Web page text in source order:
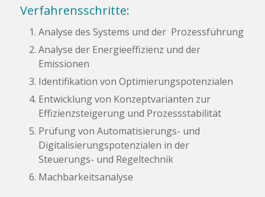
Verfahrensschritte:
Analyse des Systems und der Prozessführung
Analyse der Energieeffizienz und der
Emissionen
Identifikation von Optimierungspotenzialen
Entwicklung von Konzeptvarianten zur
Effizienzsteigerung und Prozessstabilität
Prüfung von Automatisierungs- und
Digitalisierungspotenzialen in der
Steuerungs- und Regeltechnik
Machbarkeitsanalyse